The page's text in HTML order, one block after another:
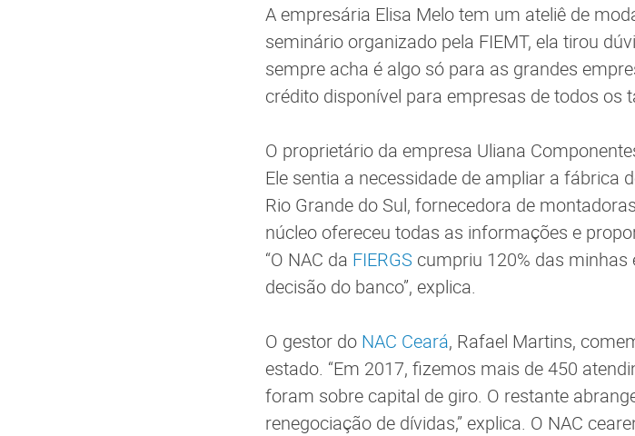
A empresária Elisa Melo tem um ateliê de
seminário organizado pela FIEMT, ela tirou
sempre acha é algo só para as grandes
crédito disponível para empresas de todos os
O proprietário da empresa Uliana
Ele sentia a necessidade de ampliar a fábrica
Rio Grande do Sul, fornecedora de
núcleo ofereceu todas as informações e
“O NAC da FIERGS cumpriu 120% das
decisão do banco”, explica.
O gestor do NAC Ceará, Rafael Martins,
estado. “Em 2017, fizemos mais de 450
foram sobre capital de giro. O restante
renegociação de dívidas,” explica. O NAC